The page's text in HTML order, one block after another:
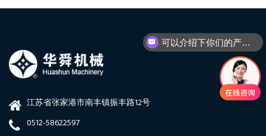
江苏省张家港市南丰镇振丰路12号
0512-58622597
可以介绍下你们的产品么
你们是怎么收费的呢